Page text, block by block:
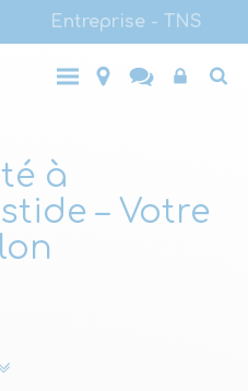
Entreprise - TNS
Main
ParticulierEntreprise
- TNS
Top
à
– Votre